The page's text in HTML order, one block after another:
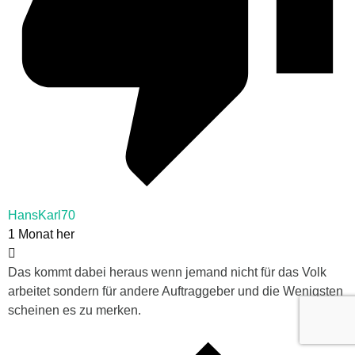
HansKarl70
1 Monat her
Das kommt dabei heraus wenn jemand nicht für das Volk
arbeitet sondern für andere Auftraggeber und die Wenigsten
scheinen es zu merken.